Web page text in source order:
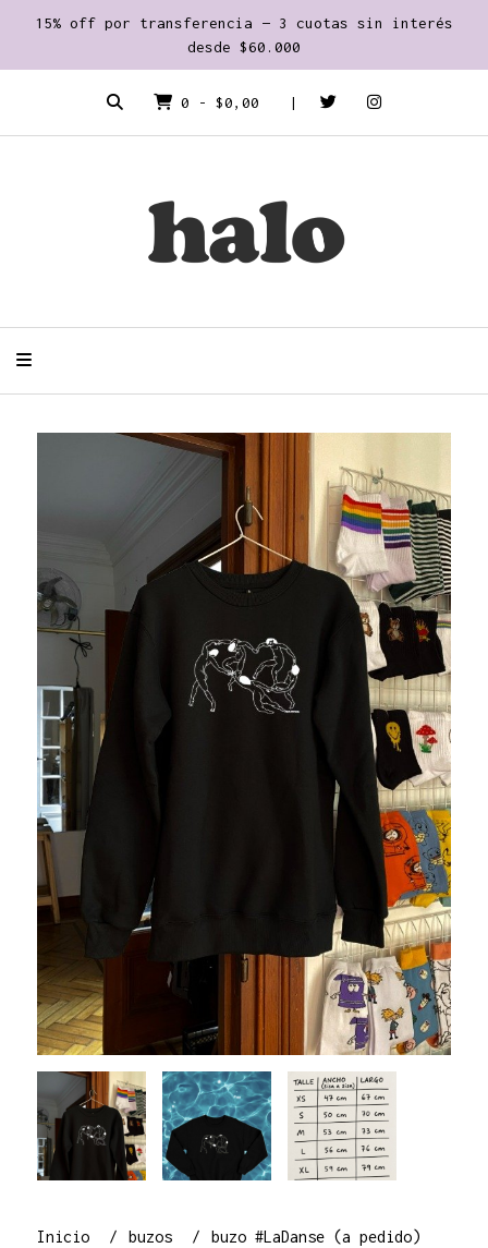
15% off por transferencia — 3 cuotas sin interés
desde $60.000
0 - $0,00
Inicio buzos buzo #LaDanse (a pedido)